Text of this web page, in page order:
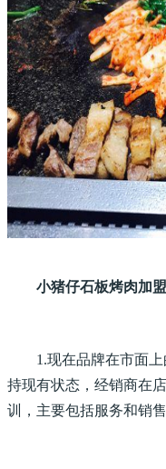
小猪仔石板烤肉加
1.现在品牌在市面
持现有状态，经销商在
训，主要包括服务和销售